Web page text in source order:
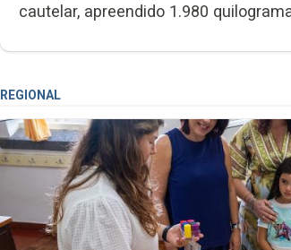
cautelar, apreendido 1.980
REGIONAL